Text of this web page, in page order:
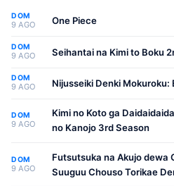
DOM
9 AGO One Piece
DOM
9 AGO Seihantai na Kimi to Boku
DOM
9 AGO Nijusseiki Denki Mokuroku:
DOM
9 AGO
Kimi no Koto ga
no Kanojo 3rd Season
DOM
9 AGO
Futsutsuka na Akujo dewa
Suuguu Chouso Torikae